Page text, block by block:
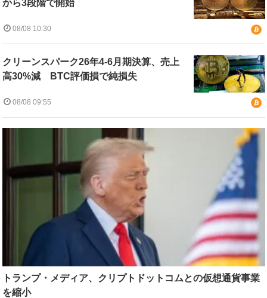
から3段階で開始
08/08 10:30
クリーンスパーク26年4-6月期決算、売上
高30%減 BTC評価損で純損失
08/08 09:55
トランプ・メディア、クリプトドットコムとの仮想通貨事業
を縮小